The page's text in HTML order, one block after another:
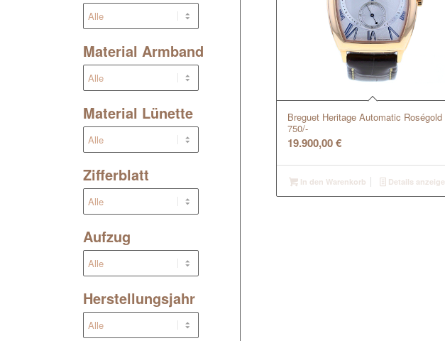
Breguet Heritage Automatic Roségold
750/-
19.900,00€
In den Warenkorb Details
Material Armband
Material Lünette
Zifferblatt
Aufzug
Herstellungsjahr